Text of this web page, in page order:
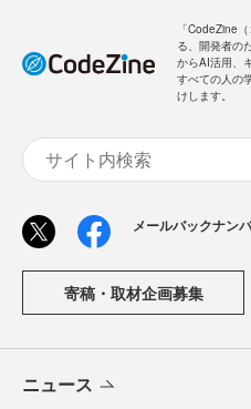
「CodeZine
る、開発者の
からAI活用、
すべての人の
けします。
メールバックナン
寄稿・取材企画募集
ニュース